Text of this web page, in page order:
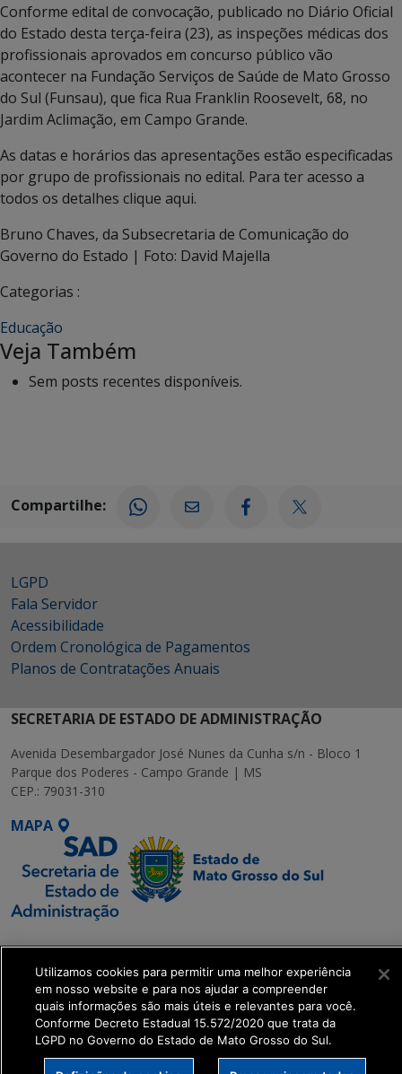
Conforme edital de convocação, publicado no Diário Oficial
do Estado desta terça-feira (23), as inspeções médicas dos
profissionais aprovados em concurso público vão
acontecer na Fundação Serviços de Saúde de Mato Grosso
do Sul (Funsau), que fica Rua Franklin Roosevelt, 68, no
Jardim Aclimação, em Campo Grande.
As datas e horários das apresentações estão especificadas
por grupo de profissionais no edital. Para ter acesso a
todos os detalhes clique aqui.
Bruno Chaves, da Subsecretaria de Comunicação do
Governo do Estado | Foto: David Majella
Categorias :
Educação
Veja Também
Sem posts recentes disponíveis.
Compartilhe:
LGPD
Fala Servidor
Acessibilidade
Ordem Cronológica de Pagamentos
Planos de Contratações Anuais
SECRETARIA DE ESTADO DE ADMINISTRAÇÃO
Avenida Desembargador José Nunes da Cunha s/n - Bloco 1
Parque dos Poderes - Campo Grande | MS
CEP.: 79031-310
MAPA
SETDIG | Secretaria-
Executiva de
Transformação Digital
get_footer();
Utilizamos cookies para permitir uma melhor experiência
em nosso website e para nos ajudar a compreender
quais informações são mais úteis e relevantes para você.
Conforme Decreto Estadual 15.572/2020 que trata da
LGPD no Governo do Estado de Mato Grosso do Sul.